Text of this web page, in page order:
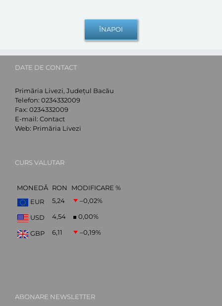
DATE DE CONTACT
Primăria Livezi, Județul Bacău
Telefon: 0234332009
Fax: 0234332009
E-mail: Contact
Web: Primăria Livezi
CURS VALUTAR
MONEDĂ RON
MODIFICARE %
EUR
5,24 –0,02%
USD 4,54 0,00%
GBP 6,11 –0,19%
ABONARE NEWSLETTER